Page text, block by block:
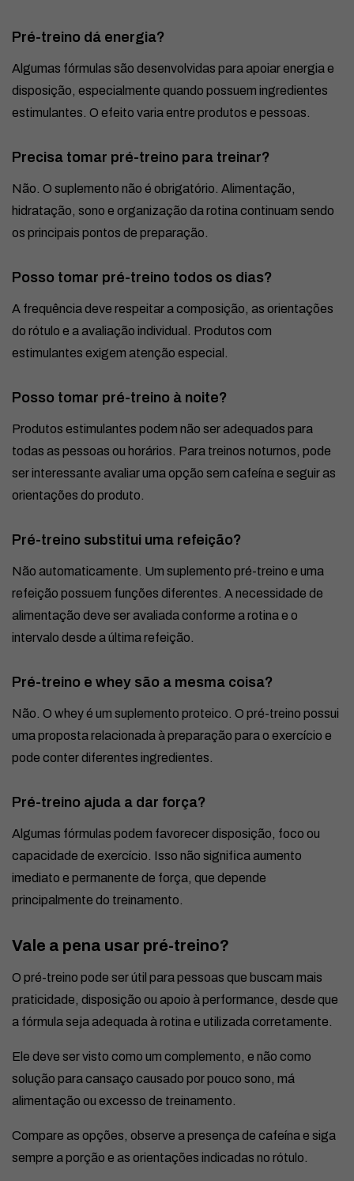
Pré-treino dá energia?
Algumas fórmulas são desenvolvidas para apoiar energia e
disposição, especialmente quando possuem ingredientes
estimulantes. O efeito varia entre produtos e pessoas.
Precisa tomar pré-treino para treinar?
Não. O suplemento não é obrigatório. Alimentação,
hidratação, sono e organização da rotina continuam sendo
os principais pontos de preparação.
Posso tomar pré-treino todos os dias?
A frequência deve respeitar a composição, as orientações
do rótulo e a avaliação individual. Produtos com
estimulantes exigem atenção especial.
Posso tomar pré-treino à noite?
Produtos estimulantes podem não ser adequados para
todas as pessoas ou horários. Para treinos noturnos, pode
ser interessante avaliar uma opção sem cafeína e seguir as
orientações do produto.
Pré-treino substitui uma refeição?
Não automaticamente. Um suplemento pré-treino e uma
refeição possuem funções diferentes. A necessidade de
alimentação deve ser avaliada conforme a rotina e o
intervalo desde a última refeição.
Pré-treino e whey são a mesma coisa?
Não. O whey é um suplemento proteico. O pré-treino possui
uma proposta relacionada à preparação para o exercício e
pode conter diferentes ingredientes.
Pré-treino ajuda a dar força?
Algumas fórmulas podem favorecer disposição, foco ou
capacidade de exercício. Isso não significa aumento
imediato e permanente de força, que depende
principalmente do treinamento.
Vale a pena usar pré-treino?
O pré-treino pode ser útil para pessoas que buscam mais
praticidade, disposição ou apoio à performance, desde que
a fórmula seja adequada à rotina e utilizada corretamente.
Ele deve ser visto como um complemento, e não como
solução para cansaço causado por pouco sono, má
alimentação ou excesso de treinamento.
Compare as opções, observe a presença de cafeína e siga
sempre a porção e as orientações indicadas no rótulo.